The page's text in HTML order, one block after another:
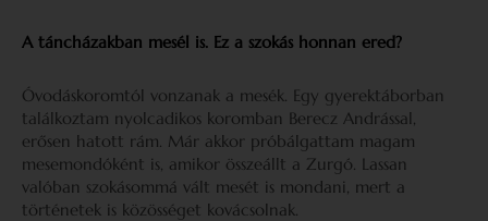
A táncházakban mesél is. Ez a szokás honnan ered?
Óvodáskoromtól vonzanak a mesék. Egy gyerektáborban
találkoztam nyolcadikos koromban Berecz Andrással,
erősen hatott rám. Már akkor próbálgattam magam
mesemondóként is, amikor összeállt a Zurgó. Lassan
valóban szokásommá vált mesét is mondani, mert a
történetek is közösséget kovácsolnak.